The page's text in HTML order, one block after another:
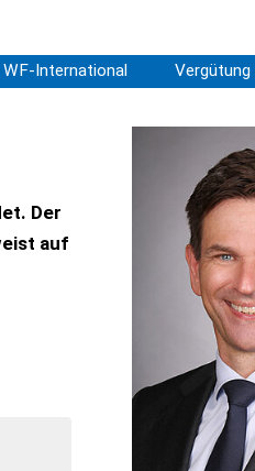
WF-International Vergütung
Der
auf